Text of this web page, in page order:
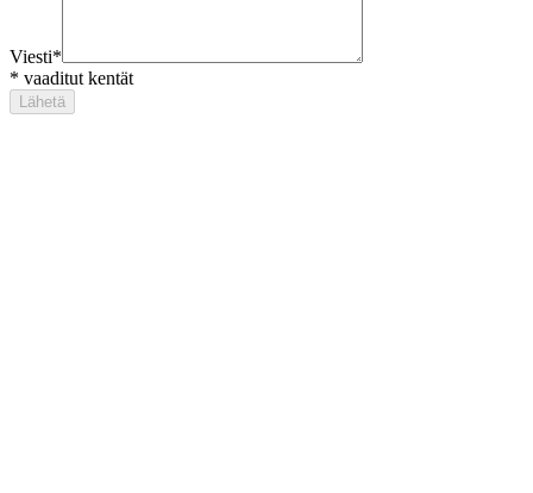
Viesti*
* vaaditut kentät